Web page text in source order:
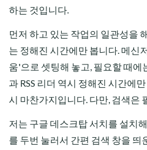
하는 것입니다.
먼저 하고 있는 작업의 일관성을
는 정해진 시간에만 봅니다. 메신
움'으로 셋팅해 놓고, 필요할 때에
과 RSS 리더 역시 정해진 시간에
시 마찬가지입니다. 다만, 검색은
저는 구글 데스크탑 서치를 설치
를 두번 눌러서 간편 검색 창을 띄